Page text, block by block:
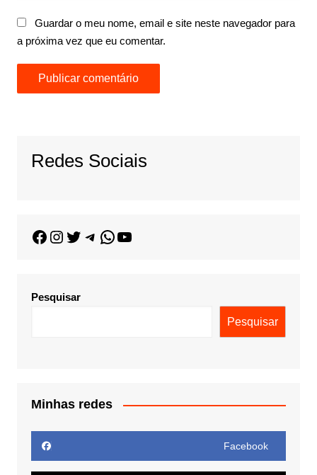
Guardar o meu nome, email e site neste navegador para
a próxima vez que eu comentar.
Redes Sociais
Pesquisar
Pesquisar
Minhas redes
Facebook